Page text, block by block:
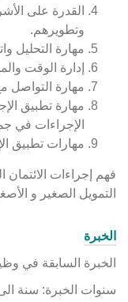
القدرة على
وتطويرهم.‏
مهارة التحليل
إدارة الوقت
مهارة التواصل
مهارة تطبيق
الإجراءات في
‏مهارات تطبيق
فهم إجراءات الائتمان
التمويل الصغير و
الخبرة
الخبرة السابقة في
سنوات الخبرة: سنة